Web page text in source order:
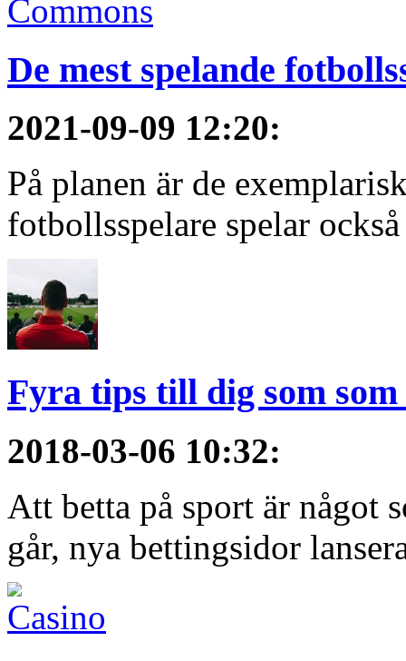
De mest spelande
2021-09-09 12:20:
På planen är de
fotbollsspelare spelar
Fyra tips till dig som
2018-03-06 10:32:
Att betta på sport är något
går, nya bettingsidor